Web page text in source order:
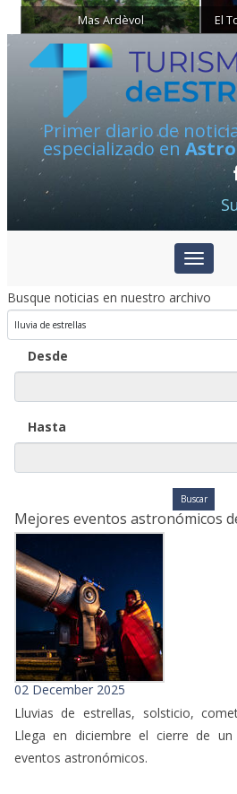
Mas Ardèvol El
Primer diario de
especializado en
Busque noticias en nuestro archivo
Desde
Hasta
Mejores eventos astronómicos
02 December 2025
Lluvias de estrellas, solsticio,
Llega en diciembre el cierre de
eventos astronómicos.